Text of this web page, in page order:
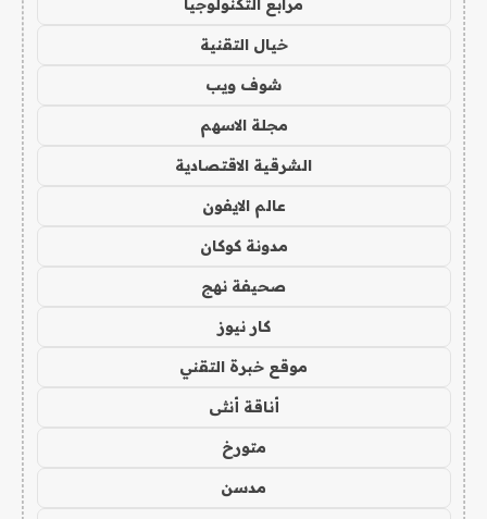
مرابع التكنولوجيا
خيال التقنية
شوف ويب
مجلة الاسهم
الشرقية الاقتصادية
عالم الايفون
مدونة كوكان
صحيفة نهج
كار نيوز
موقع خبرة التقني
أناقة أنثى
متورخ
مدسن